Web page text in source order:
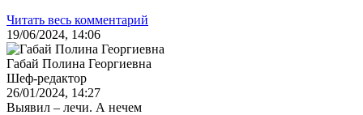
Читать весь комментарий
19/06/2024, 14:06
Габай Полина Георгиевна
Шеф-редактор
26/01/2024, 14:27
Выявил – лечи. А нечем